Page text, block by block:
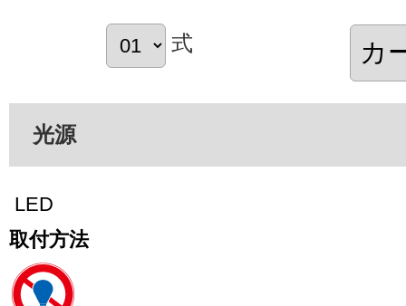
式
光源
LED
取付方法